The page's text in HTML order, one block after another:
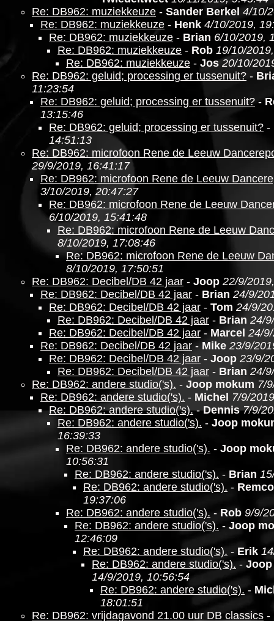
Re: DB962: muziekkeuze - Sander Berkel 4/10/
Re: DB962: muziekkeuze - Henk 4/10/2019,
Re: DB962: muziekkeuze - Brian 6/10/2019,
Re: DB962: muziekkeuze - Rob 19/10/
Re: DB962: muziekkeuze - Jos 20/10/
Re: DB962: geluid; processing er tussenuit? -
11:23:54
Re: DB962: geluid; processing er tussenuit? -
13:15:46
Re: DB962: geluid; processing er tussenuit? -
14:51:13
Re: DB962: microfoon Rene de Leeuw
29/9/2019, 16:41:17
Re: DB962: microfoon Rene de Leeuw
3/10/2019, 20:47:27
Re: DB962: microfoon Rene de Leeuw
6/10/2019, 15:41:48
Re: DB962: microfoon Rene de Leeuw
8/10/2019, 17:08:46
Re: DB962: microfoon Rene de Leeuw
8/10/2019, 17:50:51
Re: DB962: Decibel/DB 42 jaar - Joop 22/9/
Re: DB962: Decibel/DB 42 jaar - Brian 24/9/
Re: DB962: Decibel/DB 42 jaar - Tom 24/9/
Re: DB962: Decibel/DB 42 jaar - Brian 24/
Re: DB962: Decibel/DB 42 jaar - Marcel 24/
Re: DB962: Decibel/DB 42 jaar - Mike 23/9/
Re: DB962: Decibel/DB 42 jaar - Joop 23/9/
Re: DB962: Decibel/DB 42 jaar - Brian 24/
Re: DB962: andere studio('s). - Joop mokum 7/
Re: DB962: andere studio('s). - Michel 7/9/
Re: DB962: andere studio('s).-Dennis 7/9/
Re: DB962: andere studio('s). - Joop
16:39:33
Re: DB962: andere studio('s). - Joop
10:56:31
Re: DB962: andere studio('s). - Brian
Re: DB962: andere studio('s). - Remco
19:37:06
Re: DB962: andere studio('s). - Rob 9/9/
Re: DB962: andere studio('s). - Joop
12:46:09
Re: DB962: andere studio('s). - Erik
Re: DB962: andere studio('s). -
14/9/2019, 10:56:54
Re: DB962: andere studio('s). -
18:01:51
Re: DB962: vrijdagavond 21.00 uur DB classics -